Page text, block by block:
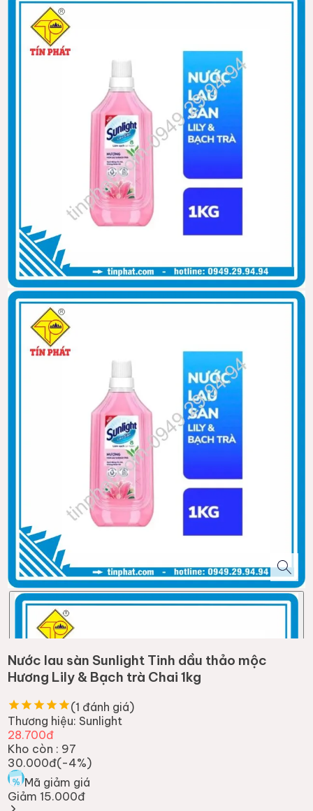
Nước lau sàn Sunlight Tinh dầu thảo mộc
Hương Lily & Bạch trà Chai 1kg
(1 đánh giá)
Thương hiệu: Sunlight
28.700đ
Kho còn : 97
30.000đ(-4%)
Mã giảm giá
Giảm 15.000đ